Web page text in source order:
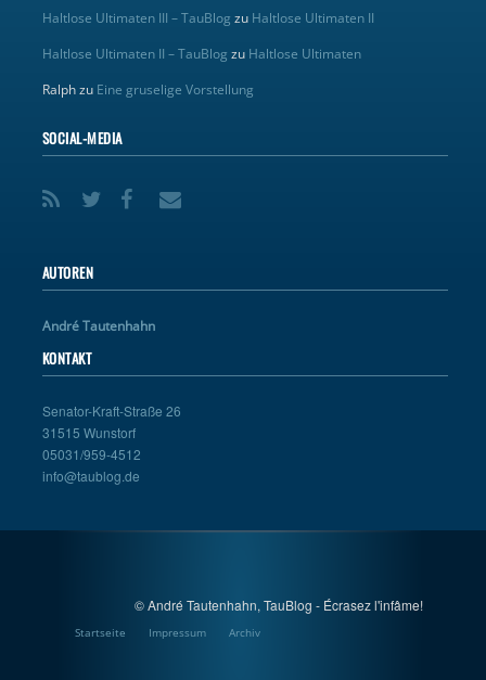
Haltlose Ultimaten III – TauBlog zu Haltlose Ultimaten II
Haltlose Ultimaten II – TauBlog zu Haltlose Ultimaten
Ralphzu Eine gruselige Vorstellung
SOCIAL-MEDIA
AUTOREN
André Tautenhahn
KONTAKT
Senator-Kraft-Straße 26
31515 Wunstorf
05031/959-4512
info@taublog.de
© André Tautenhahn, TauBlog - Écrasez l'infâme!
Startseite Impressum Archiv